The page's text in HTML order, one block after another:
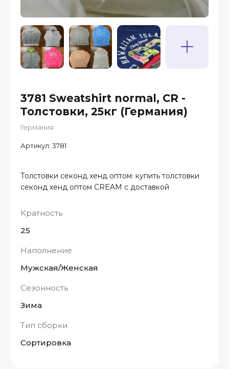
3781 Sweatshirt normal, CR -
Толстовки, 25кг (Германия)
Германия
Артикул: 3781
Толстовки секонд хенд оптом: купить толстовки
секонд хенд оптом CREAM с доставкой
Кратность
25
Наполнение
Мужская/Женская
Сезонность
Зима
Тип сборки
Сортировка